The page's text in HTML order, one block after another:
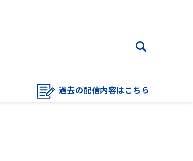
過去の配信内容はこちら